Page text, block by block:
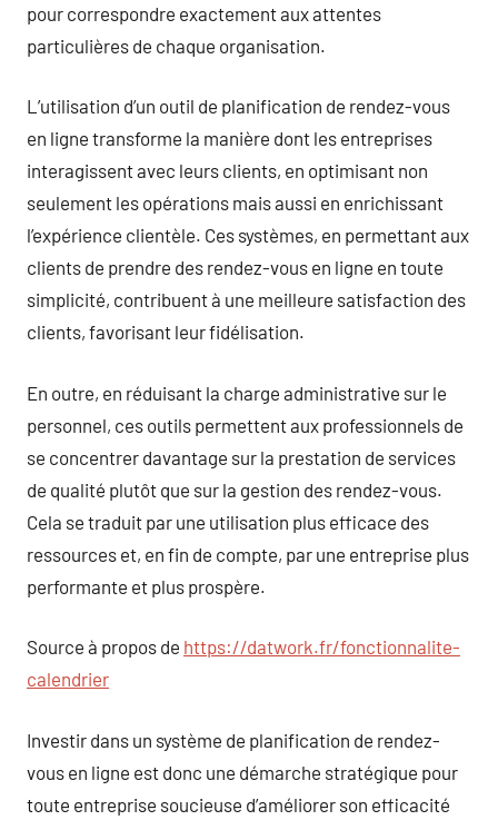
pour correspondre exactement aux attentes
particulières de chaque organisation.
L’utilisation d’un outil de planification de rendez-vous
en ligne transforme la manière dont les entreprises
interagissent avec leurs clients, en optimisant non
seulement les opérations mais aussi en enrichissant
l’expérience clientèle. Ces systèmes, en permettant aux
clients de prendre des rendez-vous en ligne en toute
simplicité, contribuent à une meilleure satisfaction des
clients, favorisant leur fidélisation.
En outre, en réduisant la charge administrative sur le
personnel, ces outils permettent aux professionnels de
se concentrer davantage sur la prestation de services
de qualité plutôt que sur la gestion des rendez-vous.
Cela se traduit par une utilisation plus efficace des
ressources et, en fin de compte, par une entreprise plus
performante et plus prospère.
Source à propos de https://datwork.fr/fonctionnalite-
calendrier
Investir dans un système de planification de rendez-
vous en ligne est donc une démarche stratégique pour
toute entreprise soucieuse d’améliorer son efficacité